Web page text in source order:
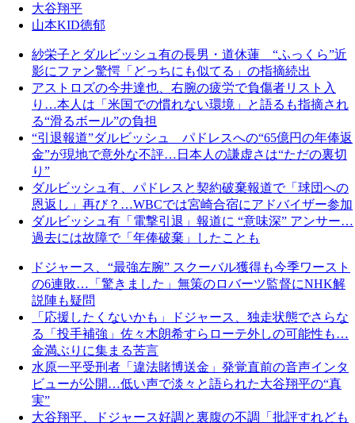
大谷翔平
山本KID徳郁
紗栄子とダルビッシュ有の長男・道休蓮 “ふっくら”近
影にファン驚愕「どっちにも似てる」の指摘続出
アストロズの今井達也、右腕の疲労で負傷者リスト入
り…本人は「米国での慣れない環境」と語るも指摘され
る“滑るボール”の負担
“引退報道”ダルビッシュ パドレスへの“65億円の年俸返
金”が現地で意外な不評…日本人の謙虚さは“ただの裏切
り”
ダルビッシュ有、パドレスと契約破棄報道で「球団への
恩返し」再び？…WBCでは宮崎合宿にアドバイザー参加
ダルビッシュ有「電撃引退」報道に “意味深” アンサー…
過去には故障で「年俸破棄」したことも
ドジャース、“最強左腕” スクーバル獲得も今季ワースト
の6連敗…「驚きました」無策のロバーツ監督にNHK解
説陣も疑問
「応援したくないかも」ドジャース、独走状態でさらな
る「投手補強」佐々木朗希すらローテ外しの可能性も…
金満ぶりに集まる苦言
水原一平受刑者「違法賭博送金」発覚直前の音声インタ
ビューが公開…低い声で淡々と語られた大谷翔平の“真
実”
大谷翔平、ドジャース好調と裏腹の不調「批評すれども